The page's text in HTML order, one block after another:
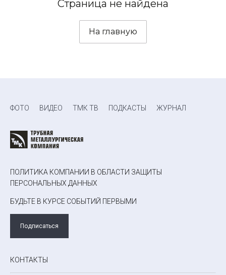
Страница не найдена
На главную
ФОТО ВИДЕО ТМК ТВ ПОДКАСТЫ ЖУРНАЛ
ПОЛИТИКА КОМПАНИИ В ОБЛАСТИ ЗАЩИТЫ
ПЕРСОНАЛЬНЫХ ДАННЫХ
БУДЬТЕ В КУРСЕ СОБЫТИЙ ПЕРВЫМИ
Подписаться
КОНТАКТЫ